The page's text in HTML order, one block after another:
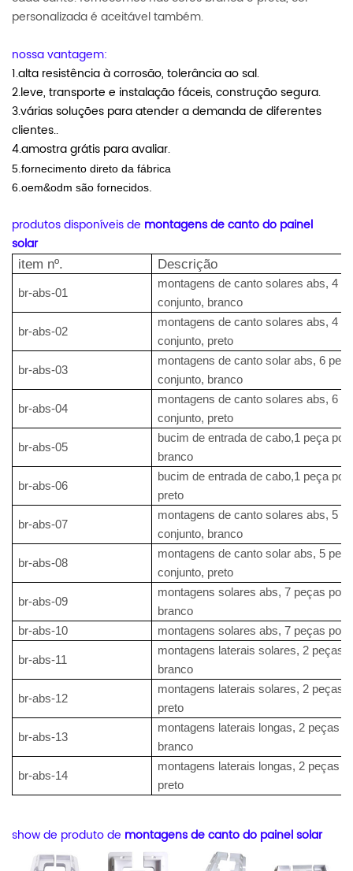
personalizada é aceitável também.
nossa vantagem:
1.alta resistência à corrosão, tolerância ao sal.
2.leve, transporte e instalação fáceis, construção segura.
3.várias soluções para atender a demanda de diferentes
clientes..
4.amostra grátis para avaliar.
5.fornecimento direto da fábrica
6.oem&odm são fornecidos.
produtos disponíveis de montagens de canto do painel
solar
item nº. Descrição
br-abs-01
montagens de canto solares abs, 4
conjunto, branco
br-abs-02
montagens de canto solares abs, 4
conjunto, preto
br-abs-03
montagens de canto solar abs, 6
conjunto, branco
br-abs-04
montagens de canto solares abs, 6
conjunto, preto
br-abs-05
bucim de entrada de cabo,1 peça por
branco
br-abs-06
bucim de entrada de cabo,1 peça por
preto
br-abs-07
montagens de canto solares abs, 5
conjunto, branco
br-abs-08
montagens de canto solar abs, 5
conjunto, preto
br-abs-09
montagens solares abs, 7 peças por
branco
br-abs-10
montagens solares abs, 7 peças por
br-abs-11
montagens laterais solares, 2 peças
branco
br-abs-12
montagens laterais solares, 2 peças
preto
br-abs-13
montagens laterais longas, 2 peças
branco
br-abs-14
montagens laterais longas, 2 peças
preto
show de produto de montagens de canto do painel solar